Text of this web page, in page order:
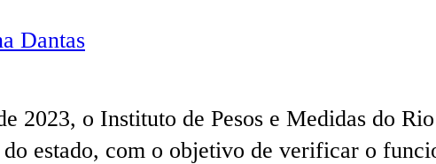
Dantas
2023, o Instituto de Pesos e Medidas do
estado, com o objetivo de verificar o